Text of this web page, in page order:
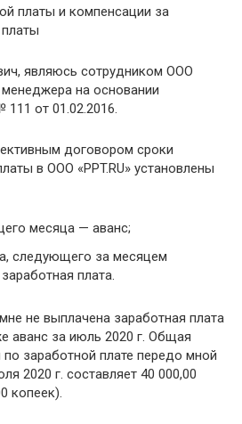
платы и компенсации за
являюсь сотрудником ООО
менеджера на основании
от 01.02.2016.
договором сроки
в ООО «PPT.RU» установлены
месяца — аванс;
следующего за месяцем
плата.
не выплачена заработная плата
аванс за июль 2020 г. Общая
заработной плате передо мной
2020 г. составляет 40 000,00
копеек).